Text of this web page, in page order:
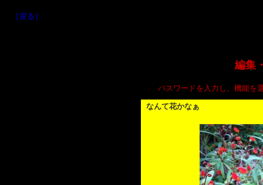
［戻る］
編集
パスワードを入力し、機能を
なんて花かなぁ